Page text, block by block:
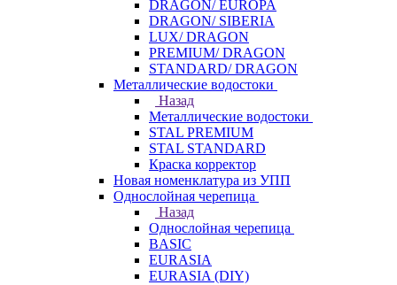
DRAGON/ EUROPA
DRAGON/ SIBERIA
LUX/ DRAGON
PREMIUM/ DRAGON
STANDARD/ DRAGON
Металлические водостоки
Назад
Металлические водостоки
STAL PREMIUM
STAL STANDARD
Краска корректор
Новая номенклатура из УПП
Однослойная черепица
Назад
Однослойная черепица
BASIC
EURASIA
EURASIA (DIY)